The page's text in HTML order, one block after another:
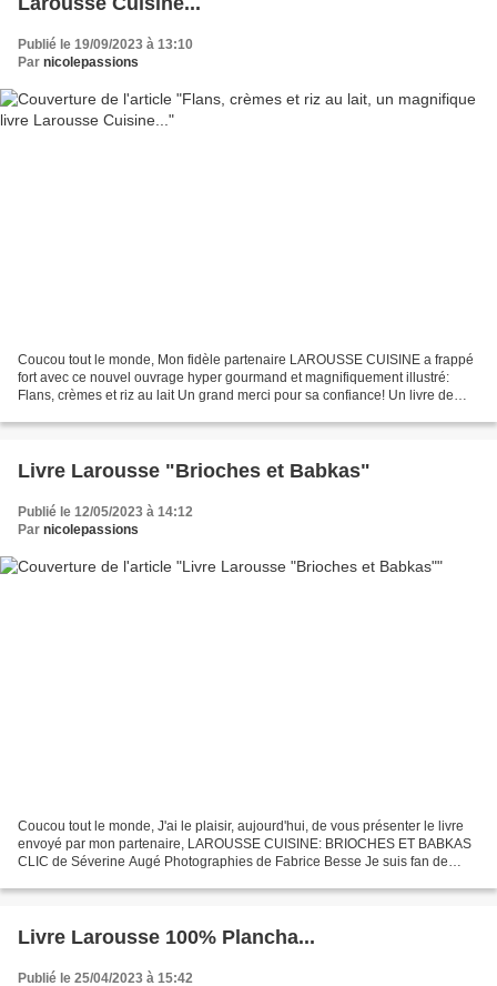
Publié le 19/09/2023 à 13:10
Par nicolepassions
Coucou tout le monde, Mon fidèle partenaire LAROUSSE CUISINE a frappé
fort avec ce nouvel ouvrage hyper gourmand et magnifiquement illustré:
Flans, crèmes et riz au lait Un grand merci pour sa confiance! Un livre de
Livre Larousse "Brioches et Babkas"
Publié le 12/05/2023 à 14:12
Par nicolepassions
Coucou tout le monde, J'ai le plaisir, aujourd'hui, de vous présenter le livre
envoyé par mon partenaire, LAROUSSE CUISINE: BRIOCHES ET BABKAS
CLIC de Séverine Augé Photographies de Fabrice Besse Je suis fan de
Livre Larousse 100% Plancha...
Publié le 25/04/2023 à 15:42